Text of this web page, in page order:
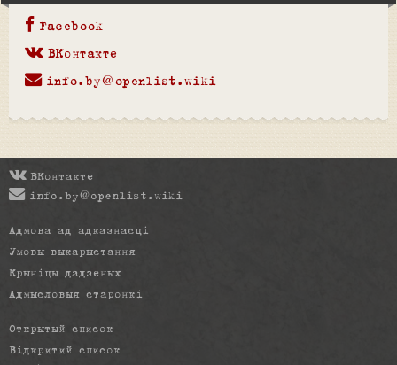
Facebook
ВКонтакте
info.by@openlist.wiki
ВКонтакте
info.by@openlist.wiki
Адмова ад адказнасці
Умовы выкарыстання
Крыніцы дадзеных
Адмысловыя старонкі
Открытый список
Відкритий список